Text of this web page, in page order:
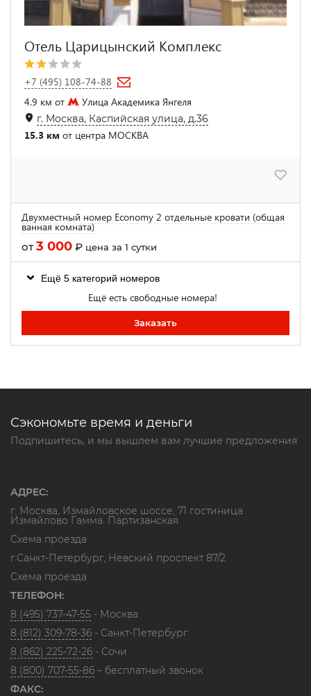
Отель Царицынский Комплекс
+7 (495) 108-74-88
4.9 км от
Улица Академика Янгеля
г. Москва, Каспийская улица, д.36
15.3 км от центра МОСКВА
Двухместный номер Economy 2 отдельные кровати (общая
ванная комната)
от3 000 ₽ цена за 1 сутки
Ещё 5 категорий номеров
Ещё есть свободные номера!
Заказать
Сэкономьте время и деньги
Подпишитесь, и мы вышлем вам лучшие предложения
АДРЕС:
г. Москва, Измайловское шоссе, 71 гостиница
Измайлово Гамма. Партизанская
Схема проезда
г.Санкт-Петербург, Невский проспект 87/2
Схема проезда
ТЕЛЕФОН:
8 (495) 737-47-55 - Москва
8 (812) 309-78-36 - Санкт-Петербург
8 (862) 225-72-26 - Сочи
8 (800) 707-55-86 – бесплатный звонок
ФАКС: